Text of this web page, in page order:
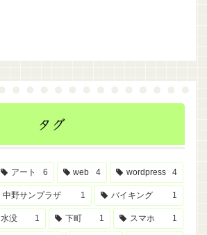
タグ
アート 6 web 4 wordpress 4
中野サンプラザ 1 バイキング 1
水没 1 下町 1 スマホ 1